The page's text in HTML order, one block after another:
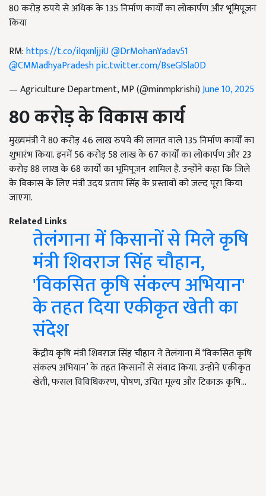
80 करोड़ रुपये से अधिक के 135 निर्माण कार्यों का लोकार्पण और भूमिपूजन
किया
RM:https://t.co/iIqxnljjiU@DrMohanYadav51
@CMMadhyaPradeshpic.twitter.com/BseGlSla0D
— Agriculture Department, MP (@minmpkrishi)June 10, 2025
80करोड़ के विकास कार्य
मुख्यमंत्री ने 80 करोड़ 46 लाख रुपये की लागत वाले 135 निर्माण कार्यों का
शुभारंभ किया. इनमें 56 करोड़ 58 लाख के 67 कार्यों का लोकार्पण और 23
करोड़ 88 लाख के 68 कार्यों का भूमिपूजन शामिल है. उन्होंने कहा कि जिले
के विकास के लिए मंत्री उदय प्रताप सिंह के प्रस्तावों को जल्द पूरा किया
जाएगा.
Related Links
तेलंगाना में किसानों से मिले कृषि
मंत्री शिवराज सिंह चौहान,
'विकसित कृषि संकल्प अभियान'
के तहत दिया एकीकृत खेती का
संदेश
केंद्रीय कृषि मंत्री शिवराज सिंह चौहान ने तेलंगाना में ‘विकसित कृषि
संकल्प अभियान’ के तहत किसानों से संवाद किया. उन्होंने एकीकृत
खेती, फसल विविधिकरण, पोषण, उचित मूल्य और टिकाऊ कृषि…